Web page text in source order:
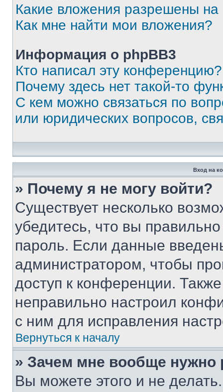
Какие вложения разрешены
Как мне найти мои вложения?
Информация о phpBB3
Кто написал эту конференцию?
Почему здесь нет такой-то
С кем можно связаться по
или юридических вопросов,
Вход на
» Почему я не могу войти?
Существует несколько
убедитесь, что вы
пароль. Если данные
администратором, чтобы
доступ к конференции.
неправильно настроил
с ним для исправления
Вернуться к началу
» Зачем мне вообще нужно
Вы можете этого и не